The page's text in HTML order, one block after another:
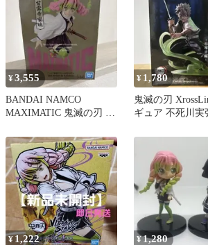
¥3,555
BANDAI NAMCO
MAXIMATIC 鬼滅の刃 甘
¥ 1,780
鬼滅の刃
ギュア 不死川実
¥1,222 ¥1,280